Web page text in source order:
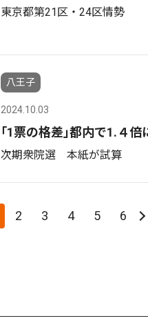
東京都第21区・24区情勢
八王子
2024.10.03
｢1票の格差｣都内で1.４倍
次期衆院選 本紙が試算
2 3 4 5 6